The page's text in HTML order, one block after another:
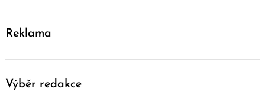
Reklama
Výběr redakce